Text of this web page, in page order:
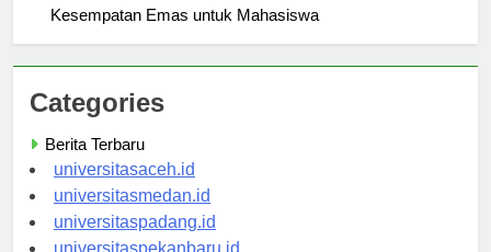
Program Beasiswa di PMB Universitas Pertamina:
Categories
Berita Terbaru
universitasaceh.id
universitasmedan.id
universitaspadang.id